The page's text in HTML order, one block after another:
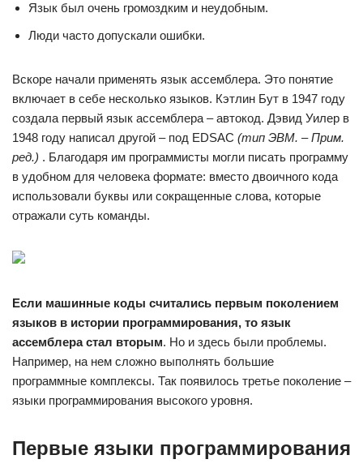
Язык был очень громоздким и неудобным.
Люди часто допускали ошибки.
Вскоре начали применять язык ассемблера. Это понятие
включает в себе несколько языков. Кэтлин Бут в 1947 году
создала первый язык ассемблера – автокод. Дэвид Уилер в
1948 году написал другой – под EDSAC (тип ЭВМ. – Прим.
ред.) . Благодаря им программисты могли писать программу
в удобном для человека формате: вместо двоичного кода
использовали буквы или сокращенные слова, которые
отражали суть команды.
Если машинные коды считались первым поколением
языков в истории программирования, то язык
ассемблера стал вторым. Но и здесь были проблемы.
Например, на нем сложно выполнять большие
программные комплексы. Так появилось третье поколение –
языки программирования высокого уровня.
Первые языки программирования